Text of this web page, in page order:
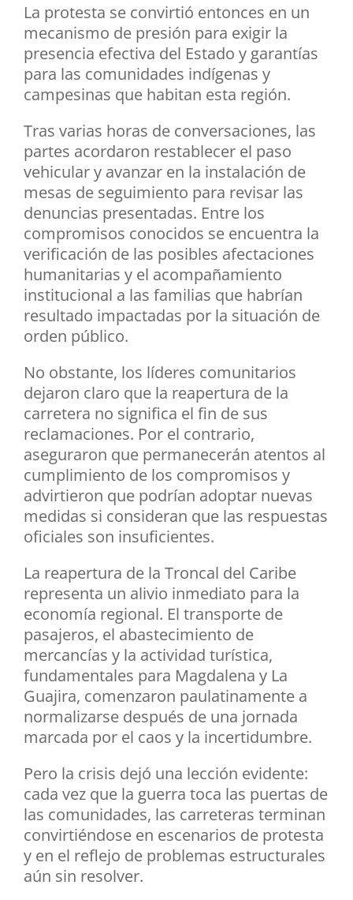
La protesta se convirtió entonces en un
mecanismo de presión para exigir la
presencia efectiva del Estado y garantías
para las comunidades indígenas y
campesinas que habitan esta región.
Tras varias horas de conversaciones, las
partes acordaron restablecer el paso
vehicular y avanzar en la instalación de
mesas de seguimiento para revisar las
denuncias presentadas. Entre los
compromisos conocidos se encuentra la
verificación de las posibles afectaciones
humanitarias y el acompañamiento
institucional a las familias que habrían
resultado impactadas por la situación de
orden público.
No obstante, los líderes comunitarios
dejaron claro que la reapertura de la
carretera no significa el fin de sus
reclamaciones. Por el contrario,
aseguraron que permanecerán atentos al
cumplimiento de los compromisos y
advirtieron que podrían adoptar nuevas
medidas si consideran que las respuestas
oficiales son insuficientes.
La reapertura de la Troncal del Caribe
representa un alivio inmediato para la
economía regional. El transporte de
pasajeros, el abastecimiento de
mercancías y la actividad turística,
fundamentales para Magdalena y La
Guajira, comenzaron paulatinamente a
normalizarse después de una jornada
marcada por el caos y la incertidumbre.
Pero la crisis dejó una lección evidente:
cada vez que la guerra toca las puertas de
las comunidades, las carreteras terminan
convirtiéndose en escenarios de protesta
y en el reflejo de problemas estructurales
aún sin resolver.